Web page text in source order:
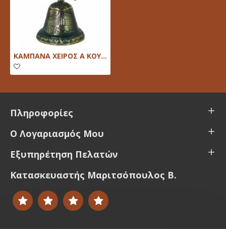
ΚΑΜΠΑΝΑ ΧΕΙΡΟΣ Α ΚΟΥΚΟΥΒΑΓΙΑ
Πληροφορίες
Ο Λογαριασμός Μου
Εξυπηρέτηση Πελατών
Κατασκευαστής Μαριτσόπουλος Β.